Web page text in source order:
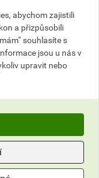
celkem s DPH
abychom zajistili
a přizpůsobili
souhlasíte s
jsou u nás v
upravit nebo